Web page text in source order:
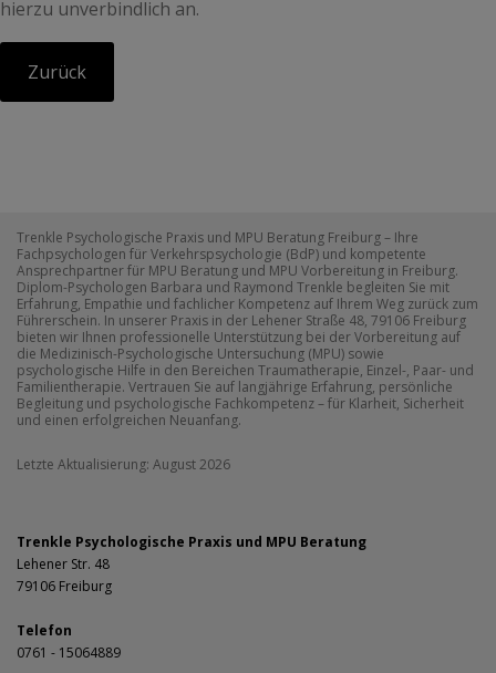
Zurück
hierzu unverbindlich an.
Trenkle Psychologische Praxis und MPU Beratung Freiburg – Ihre
Fachpsychologen für Verkehrspsychologie (BdP) und kompetente
Ansprechpartner für MPU Beratung und MPU Vorbereitung in Freiburg.
Diplom-Psychologen Barbara und Raymond Trenkle begleiten Sie mit
Erfahrung, Empathie und fachlicher Kompetenz auf Ihrem Weg zurück zum
Führerschein. In unserer Praxis in der Lehener Straße 48, 79106 Freiburg
bieten wir Ihnen professionelle Unterstützung bei der Vorbereitung auf
die Medizinisch-Psychologische Untersuchung (MPU) sowie
psychologische Hilfe in den Bereichen Traumatherapie, Einzel-, Paar- und
Familientherapie. Vertrauen Sie auf langjährige Erfahrung, persönliche
Begleitung und psychologische Fachkompetenz – für Klarheit, Sicherheit
und einen erfolgreichen Neuanfang.
Letzte Aktualisierung: August 2026
Trenkle Psychologische Praxis und MPU Beratung
Lehener Str. 48
79106 Freiburg
Telefon
0761 - 15064889